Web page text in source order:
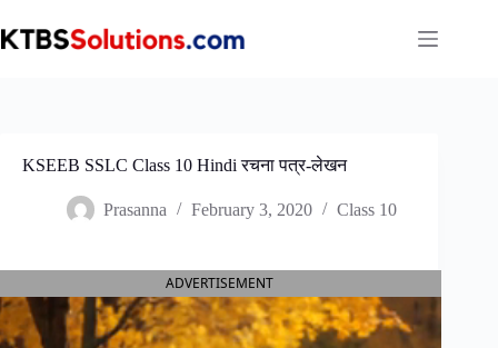
to
content
KSEEB SSLC Class 10 Hindi रचना पत्र-लेखन
Prasanna February 3, 2020 Class 10
ADVERTISEMENT